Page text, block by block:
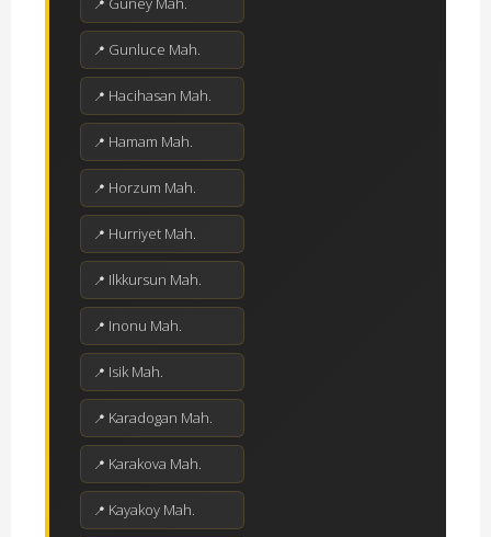
Gunluce Mah.
Hacihasan Mah.
Hamam Mah.
Horzum Mah.
Hurriyet Mah.
Ilkkursun Mah.
Inonu Mah.
Isik Mah.
Karadogan Mah.
Karakova Mah.
Kayakoy Mah.